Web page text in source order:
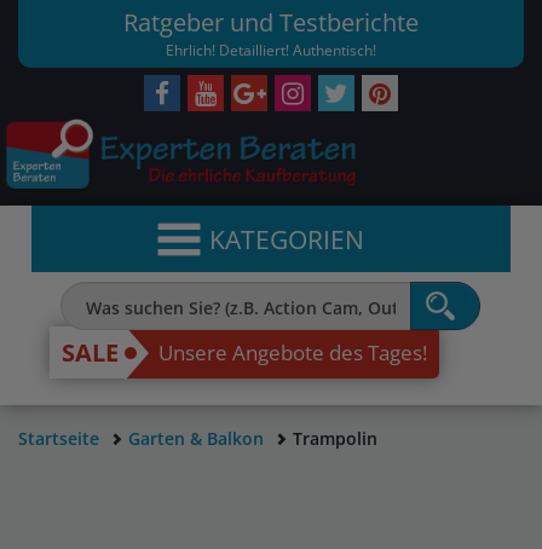
Ratgeber und Testberichte
Ehrlich! Detailliert! Authentisch!
KATEGORIEN
SALE Unsere Angebote des Tages!
Startseite Garten & Balkon Trampolin